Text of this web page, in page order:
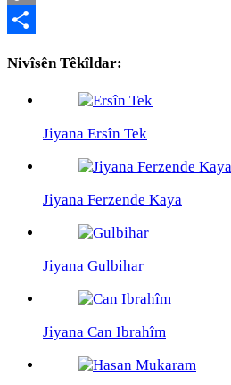
Copy
Nivîsên Têkîldar:
Jiyana Ersîn Tek
Jiyana Ferzende Kaya
Jiyana Gulbihar
Jiyana Can Ibrahîm